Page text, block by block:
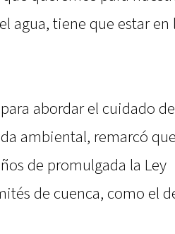
agua, tiene que estar en
abordar el cuidado de
ambiental, remarcó que
de promulgada la Ley
de cuenca, como el